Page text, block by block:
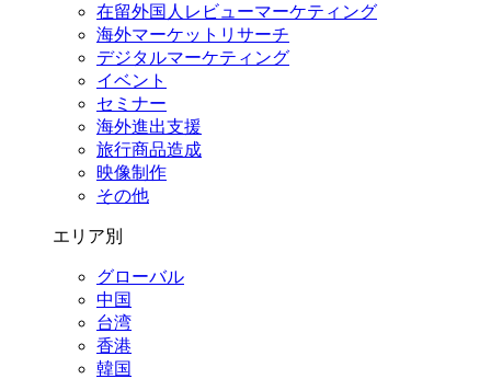
在留外国⼈レビューマーケティング
海外マーケットリサーチ
デジタルマーケティング
イベント
セミナー
海外進出支援
旅行商品造成
映像制作
その他
エリア別
グローバル
中国
台湾
香港
韓国